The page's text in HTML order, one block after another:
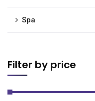
Spa
Filter by price